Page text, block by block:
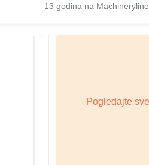
13 godina na Machineryline